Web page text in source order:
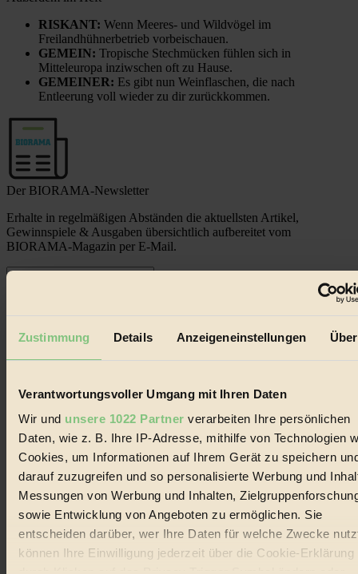
Zustimmung Details Anzeigeneinstellungen
Verantwortungsvoller Umgang mit Ihren Daten
Wir und unsere 1022 Partner verarbeiten Ihre persönlichen
Daten, wie z. B. Ihre IP-Adresse, mithilfe von Technologien
Cookies, um Informationen auf Ihrem Gerät zu speichern
darauf zuzugreifen und so personalisierte Werbung und
Messungen von Werbung und Inhalten,
sowie Entwicklung von Angeboten zu ermöglichen. Sie
entscheiden darüber, wer Ihre Daten für welche Zwecke
können Ihre Einwilligung jederzeit über die Cookie-Erklärung
RISKANT: Wenn Meeres- und Wildvögel im
Freilandhühnerbetrieb vorbeischauen.
GEMEIN: Tropische Stechmücken fühlen sich in
Mitteleuropa inziwschen oft zu Hause.
GEMEINER: Es gibt nun Weinflaschen, die nach
Entleerung voll wieder zu dir zurückkommen.
Der BIORAMA-Newsletter
Erhalte in regelmäßigen Abständen die aktuellsten Artikel,
Gewinnspiele & Ausgaben übersichtlich aufbereitet vom
BIORAMA-Magazin per E-Mail.
Impressum & Disclaimer
Datenschutz
Mediadaten
Biorama steht für einen nachhaltigen Lebensstil und bewussten
Lebenswandel. Es ist eine moderne Plattform für Ideen, Menschen
und Produkte, ein Leitfaden im schnell wachsenden Markt des
Handels mit Bioprodukten, des Fair-Trade sowie der Branche
alternativer Energien.